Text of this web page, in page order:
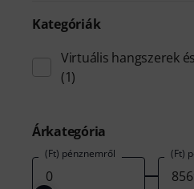
Kategóriák
Virtuális hangszerek
(1)
Árkategória
(Ft) pénznemről (Ft)